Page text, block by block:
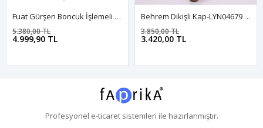
Fuat Gürşen Boncuk İşlemeli Kap- LYN03943 Siyah
4.999,90 TL
5.380,00 TL
Behrem Dikişli Kap-LYN04679 Kahve
3.420,00 TL
3.850,00 TL
Profesyonel e-ticaretsistemleri ile hazırlanmıştır.